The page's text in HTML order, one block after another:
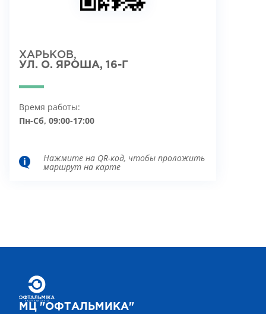
ХАРЬКОВ,
УЛ. О. ЯРОША, 16-Г
Время работы:
Пн-Сб, 09:00-17:00
Нажмите на QR-код, чтобы проложить
маршрут на карте
МЦ "ОФТАЛЬМИКА"